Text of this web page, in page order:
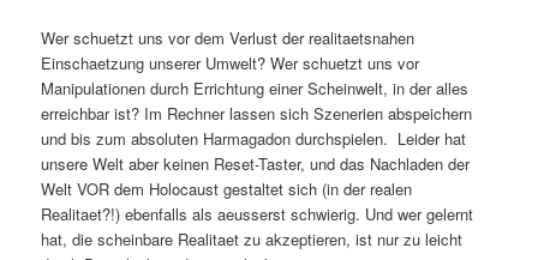
Wer schuetzt uns vor dem Verlust der realitaetsnahen
Einschaetzung unserer Umwelt? Wer schuetzt uns vor
Manipulationen durch Errichtung einer Scheinwelt, in der alles
erreichbar ist? Im Rechner lassen sich Szenerien abspeichern
und bis zum absoluten Harmagadon durchspielen. Leider hat
unsere Welt aber keinen Reset-Taster, und das Nachladen der
Welt VOR dem Holocaust gestaltet sich (in der realen
Realitaet?!) ebenfalls als aeusserst schwierig. Und wer gelernt
hat, die scheinbare Realitaet zu akzeptieren, ist nur zu leicht